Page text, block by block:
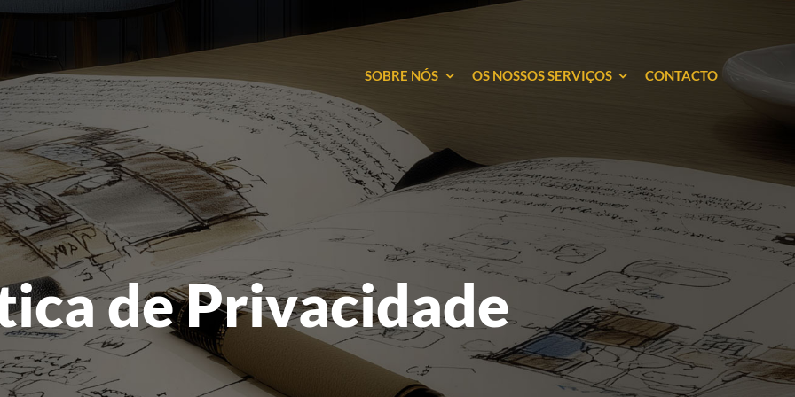
SOBRE NÓS OS NOSSOS SERVIÇOS CONTACTO
de Privacidade